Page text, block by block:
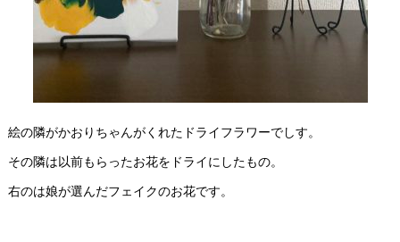
絵の隣がかおりちゃんがくれたドライフラワーでしす。
その隣は以前もらったお花をドライにしたもの。
右のは娘が選んだフェイクのお花です。